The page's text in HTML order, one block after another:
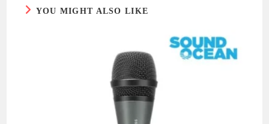
YOU MIGHT ALSO LIKE